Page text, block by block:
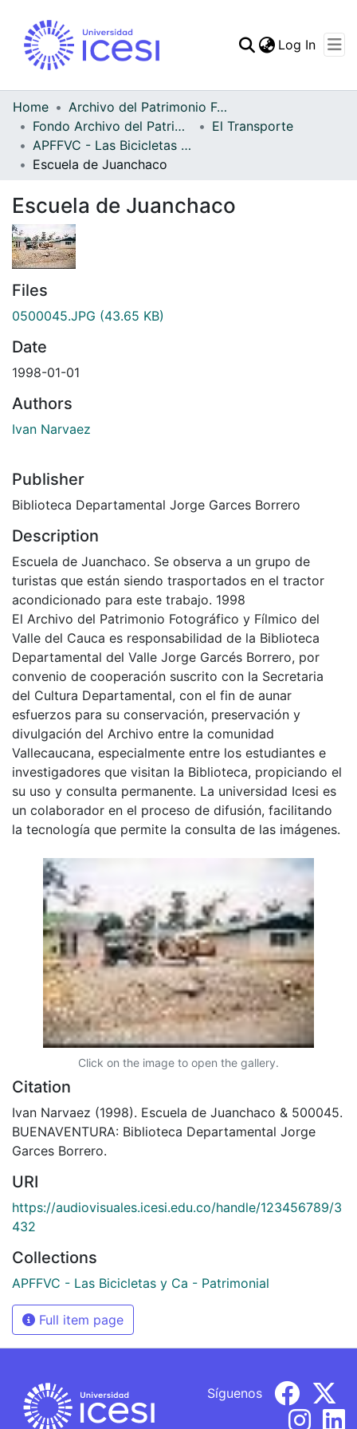
Statistics
Log In
Home
Archivo del Patrimonio Fotográfico y Fílmico del Valle del Cauca
Fondo Archivo del Patrimonio Fotográfico y Fílmico del Valle del Cauca
El Transporte
APFFVC - Las Bicicletas y Ca - Patrimonial
Escuela de Juanchaco
Escuela de Juanchaco
Files
0500045.JPG (43.65 KB)
Date
1998-01-01
Authors
Ivan Narvaez
Publisher
Biblioteca Departamental Jorge Garces Borrero
Description
Escuela de Juanchaco. Se observa a un grupo de
turistas que están siendo trasportados en el tractor
acondicionado para este trabajo. 1998
El Archivo del Patrimonio Fotográfico y Fílmico del
Valle del Cauca es responsabilidad de la Biblioteca
Departamental del Valle Jorge Garcés Borrero, por
convenio de cooperación suscrito con la Secretaria
del Cultura Departamental, con el fin de aunar
esfuerzos para su conservación, preservación y
divulgación del Archivo entre la comunidad
Vallecaucana, especialmente entre los estudiantes e
investigadores que visitan la Biblioteca, propiciando el
su uso y consulta permanente. La universidad Icesi es
un colaborador en el proceso de difusión, facilitando
la tecnología que permite la consulta de las imágenes.
Click on the image to open the gallery.
Citation
Ivan Narvaez (1998). Escuela de Juanchaco & 500045.
BUENAVENTURA: Biblioteca Departamental Jorge
Garces Borrero.
URI
https://audiovisuales.icesi.edu.co/handle/123456789/3
432
Collections
APFFVC - Las Bicicletas y Ca - Patrimonial
Full item page
Síguenos